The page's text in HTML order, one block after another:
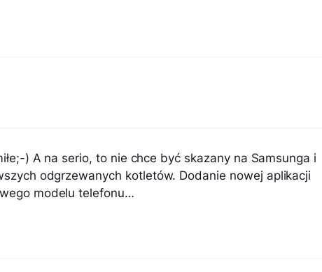
) A na serio, to nie chce być skazany na Samsunga i
odgrzewanych kotletów. Dodanie nowej aplikacji
modelu telefonu…